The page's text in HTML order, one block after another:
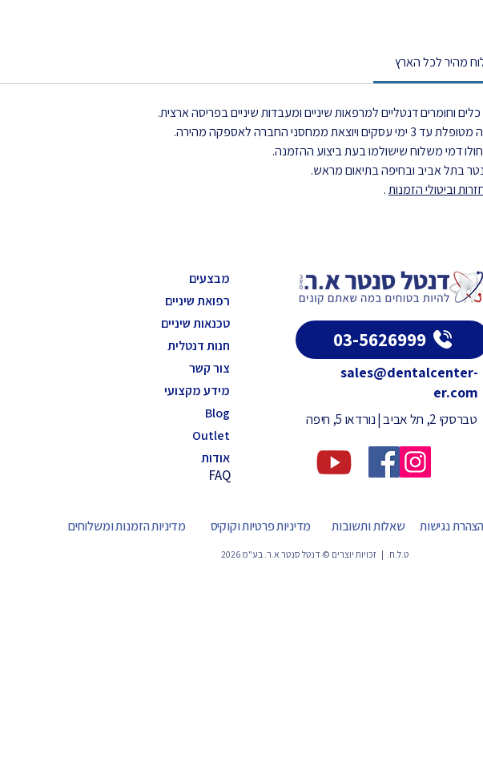
מהיר לכל הארץ
וחומרים דנטליים למרפאות שיניים ומעבדות שיניים בפריסה ארצית.
החברה לאספקה מהירה.
דמי משלוח שישולמו בעת ביצוע ההזמנה.
בתל אביב ובחיפה בתיאום מראש.
וביטולי הזמנות.
03-5626999
sales@dentalcenter-
er.com
טברסקי 2, תל אביב | נורדאו 5, חיפה
מבצעים
רפואת שיניים
טכנאות שיניים
חנות דנטלית
צור קשר
מידע מקצועי
Blog
Outlet
אודות
FAQ
הצהרת נגישות שאלות ותשובות מדיניות פרטיות וקוקיס מדיניות הזמנות ומשלוחים
ט.ל.ח. | זכויות יוצרים © דנטל סנטר א.ר. בע"מ 2026